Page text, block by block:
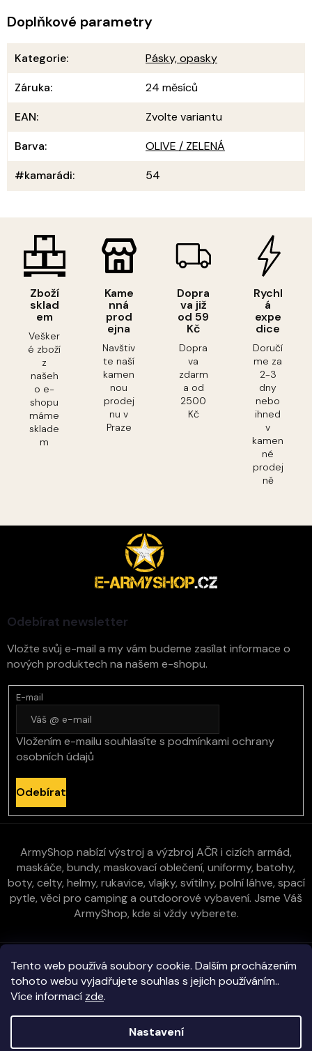
Tento web používá soubory cookie. Dalším procházením
tohoto webu vyjadřujete souhlas s jejich používáním..
Více informací zde.
Nastavení
Zboží
sklad
em
Vešker
é zboží
z
našeh
o e-
shopu
máme
sklade
m
Kame
nná
prod
ejna
Navštiv
te naší
kamen
nou
prodej
nu v
Praze
Dopra
va již
od 59
Kč
Dopra
va
zdarm
a od
2500
Kč
Rychl
á
expe
dice
Doručí
me za
2-3
dny
nebo
ihned
v
kamen
né
prodej
ně
Doplňkové parametry
Kategorie:
Pásky, opasky
Záruka:
24 měsíců
EAN:
Zvolte variantu
Barva:
OLIVE / ZELENÁ
#kamarádi: 54
Odebírat newsletter
Vložte svůj e-mail a my vám budeme zasílat informace o
nových produktech na našem e-shopu.
E-mail
Vložením e-mailu souhlasíte s podmínkami ochrany
osobních údajů
Odebírat
ArmyShop nabízí výstroj a výzbroj AČR i cizích armád,
maskáče, bundy, maskovací oblečení, uniformy, batohy,
boty, celty, helmy, rukavice, vlajky, svítilny, polní láhve, spací
pytle, věci pro camping a outdoorové vybavení. Jsme Váš
ArmyShop, kde si vždy vyberete.
Zákaznická péče
Vše o nákupu